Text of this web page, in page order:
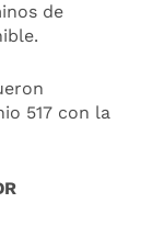
de
517 con la